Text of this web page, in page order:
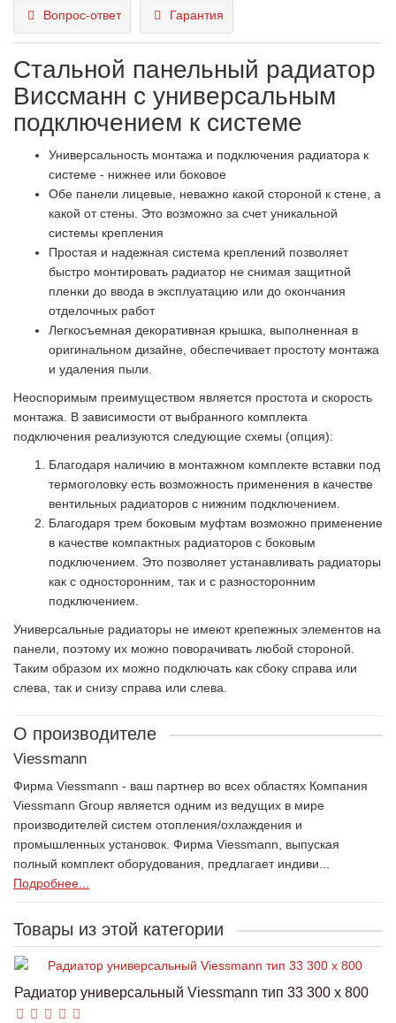
Вопрос-ответ Гарантия
Стальной панельный радиатор
Виссманн с универсальным
подключением к системе
Универсальность монтажа и подключения радиатора к
системе - нижнее или боковое
Обе панели лицевые, неважно какой стороной к стене, а
какой от стены. Это возможно за счет уникальной
системы крепления
Простая и надежная система креплений позволяет
быстро монтировать радиатор не снимая защитной
пленки до ввода в эксплуатацию или до окончания
отделочных работ
Легкосъемная декоративная крышка, выполненная в
оригинальном дизайне, обеспечивает простоту монтажа
и удаления пыли.
Неоспоримым преимуществом является простота и скорость
монтажа. В зависимости от выбранного комплекта
подключения реализуются следующие схемы (опция):
Благодаря наличию в монтажном комплекте вставки под
термоголовку есть возможность применения в качестве
вентильных радиаторов с нижним подключением.
Благодаря трем боковым муфтам возможно применение
в качестве компактных радиаторов с боковым
подключением. Это позволяет устанавливать радиаторы
как с односторонним, так и с разносторонним
подключением.
Универсальные радиаторы не имеют крепежных элементов на
панели, поэтому их можно поворачивать любой стороной.
Таким образом их можно подключать как сбоку справа или
слева, так и снизу справа или слева.
О производителе
Viessmann
Фирма Viessmann - ваш партнер во всех областях Компания
Viessmann Group является одним из ведущих в мире
производителей систем отопления/охлаждения и
промышленных установок. Фирма Viessmann, выпуская
полный комплект оборудования, предлагает индиви...
Подробнее...
Товары из этой категории
Радиатор универсальный Viessmann тип 33 300 x 800